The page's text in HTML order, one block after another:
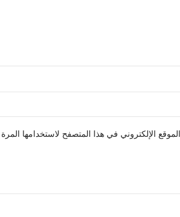
الإلكتروني في هذا المتصفح لاستخدامها